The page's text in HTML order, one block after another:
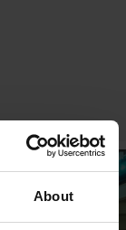
About